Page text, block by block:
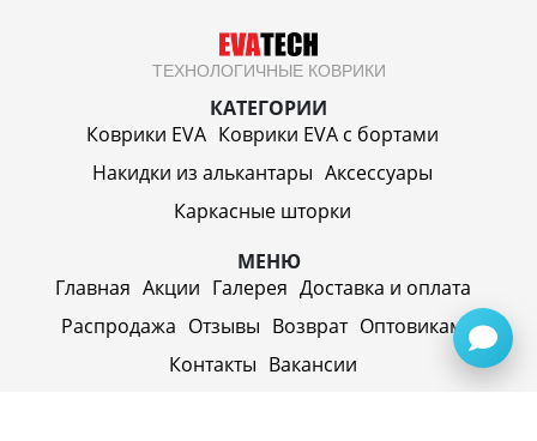
ТЕХНОЛОГИЧНЫЕ КОВРИКИ
КАТЕГОРИИ
Коврики EVA Коврики EVA c бортами
Накидки из алькантары Аксессуары
Каркасные шторки
МЕНЮ
Главная Акции Галерея Доставка и оплата
Распродажа Отзывы Возврат Оптовикам
Контакты Вакансии